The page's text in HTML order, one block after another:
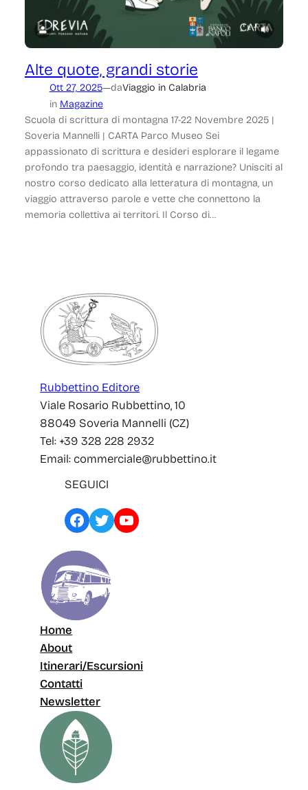
Alte quote, grandi storie
Ott 27, 2025—daViaggio in Calabria
in Magazine
Scuola di scrittura di montagna 17-22 Novembre 2025 |
Soveria Mannelli | CARTA Parco Museo Sei
appassionato di scrittura e desideri esplorare il legame
profondo tra paesaggio, identità e narrazione? Unisciti al
nostro corso dedicato alla letteratura di montagna, un
viaggio attraverso parole e vette che connettono la
memoria collettiva ai territori. Il Corso di…
Rubbettino Editore
Viale Rosario Rubbettino, 10
88049 Soveria Mannelli (CZ)
Tel: +39 328 228 2932
Email: commerciale@rubbettino.it
SEGUICI
Facebook Twitter YouTube
Home
About
Itinerari/Escursioni
Contatti
Newsletter